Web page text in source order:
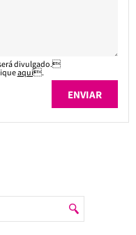
divulgado.
aqui.